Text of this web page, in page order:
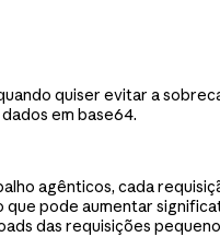
quiser evitar a
em base64.
agênticos, cada
pode aumentar
das requisições